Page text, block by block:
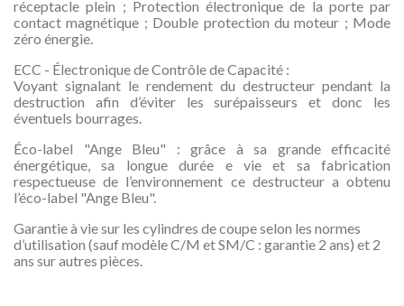
réceptacle plein ; Protection électronique de la porte par
contact magnétique ; Double protection du moteur ; Mode
zéro énergie.
ECC - Électronique de Contrôle de Capacité :
Voyant signalant le rendement du destructeur pendant la
destruction afin d’éviter les surépaisseurs et donc les
éventuels bourrages.
Éco-label "Ange Bleu" : grâce à sa grande efficacité
énergétique, sa longue durée e vie et sa fabrication
respectueuse de l’environnement ce destructeur a obtenu
l’éco-label "Ange Bleu".
Garantie à vie sur les cylindres de coupe selon les normes
d’utilisation (sauf modèle C/M et SM/C : garantie 2 ans) et 2
ans sur autres pièces.